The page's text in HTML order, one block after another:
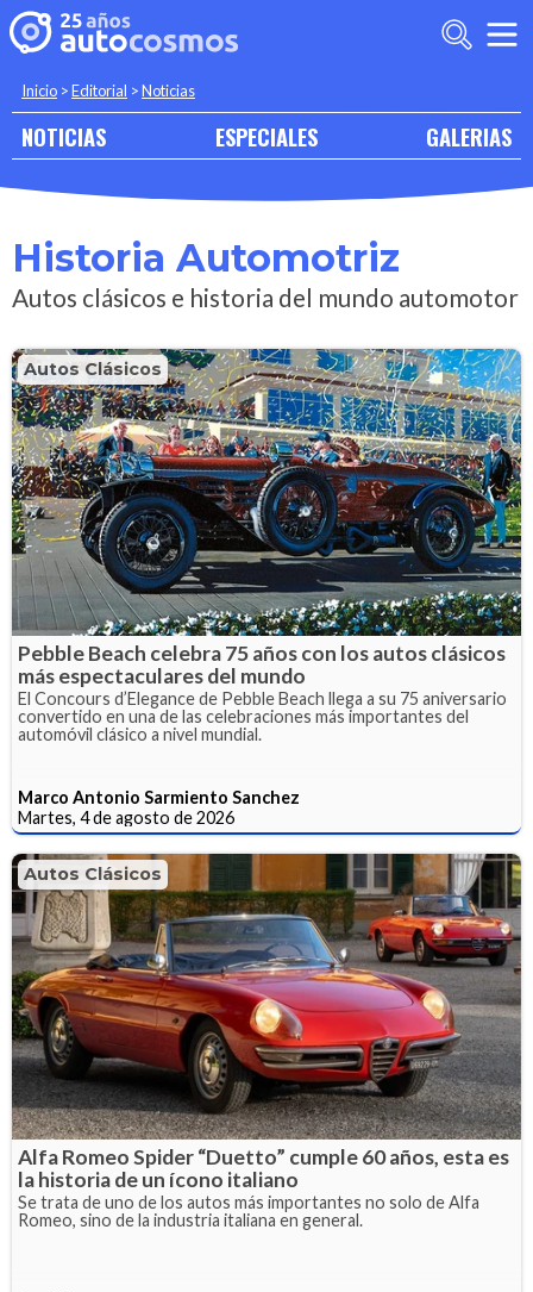
Inicio >Editorial >Noticias
NOTICIAS ESPECIALES GALERIAS
Historia Automotriz
Autos clásicos e historia del mundo automotor
Autos Clásicos
Pebble Beach celebra 75 años con los autos clásicos
más espectaculares del mundo
El Concours d’Elegance de Pebble Beach llega a su 75 aniversario
convertido en una de las celebraciones más importantes del
automóvil clásico a nivel mundial.
Marco Antonio Sarmiento Sanchez
Martes, 4 de agosto de 2026
Autos Clásicos
Alfa Romeo Spider “Duetto” cumple 60 años, esta es
la historia de un ícono italiano
Se trata de uno de los autos más importantes no solo de Alfa
Romeo, sino de la industria italiana en general.